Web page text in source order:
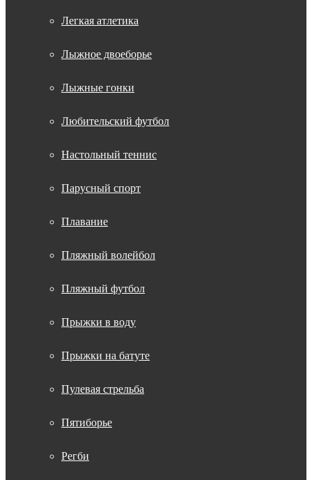
Легкая атлетика
Лыжное двоеборье
Лыжные гонки
Любительский футбол
Настольный теннис
Парусный спорт
Плавание
Пляжный волейбол
Пляжный футбол
Прыжки в воду
Прыжки на батуте
Пулевая стрельба
Пятиборье
Регби